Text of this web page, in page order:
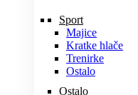
Sport
Majice
Kratke hlače
Trenirke
Ostalo
Ostalo